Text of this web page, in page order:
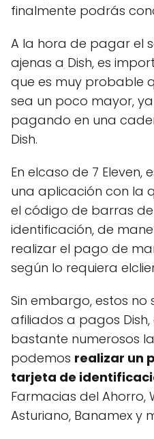
finalmente podrás
A la hora de pagar el
ajenas a Dish, es
que es muy probable
sea un poco mayor,
pagando en una
Dish.
En elcaso de 7
una aplicación con la
el código de barras
identificación, de
realizar el pago de
según lo requiera
Sin embargo, estos no
afiliados a pagos Dish,
bastante numerosos
podemos realizar un
tarjeta de
Farmacias del Ahorro,
Asturiano, Banamex y